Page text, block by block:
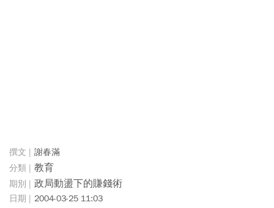
謝春滿
教育
政局動盪下的賺錢術
2004-03-25 11:03